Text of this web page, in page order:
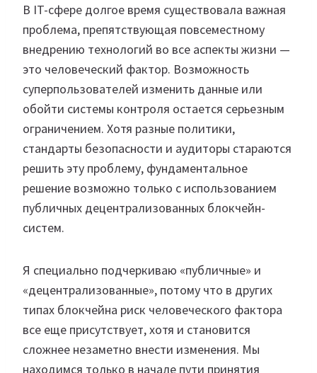
В IT-сфере долгое время существовала важная
проблема, препятствующая повсеместному
внедрению технологий во все аспекты жизни —
это человеческий фактор. Возможность
суперпользователей изменить данные или
обойти системы контроля остается серьезным
ограничением. Хотя разные политики,
стандарты безопасности и аудиторы стараются
решить эту проблему, фундаментальное
решение возможно только с использованием
публичных децентрализованных блокчейн-
систем.
Я специально подчеркиваю «публичные» и
«децентрализованные», потому что в других
типах блокчейна риск человеческого фактора
все еще присутствует, хотя и становится
сложнее незаметно внести изменения. Мы
находимся только в начале пути принятия